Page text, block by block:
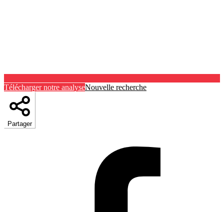
Télécharger notre analyseNouvelle recherche
Partager